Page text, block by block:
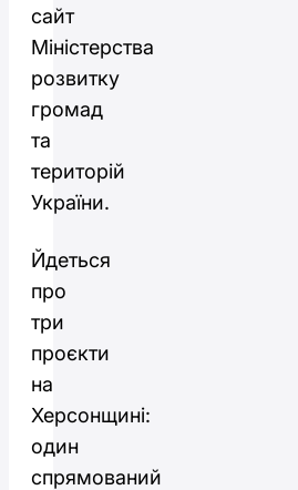
сайт
Міністерства
розвитку
громад
та
територій
України.
Йдеться
про
три
проєкти
на
Херсонщині:
один
спрямований